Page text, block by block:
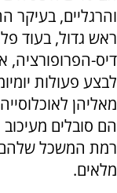
והרגליים, בעיקר
ראש גדול, בעוד
דיס-הפרופורציה,
לבצע פעולות
מאליהן
הם סובלים
רמת המשכל שלהם
מלאים.